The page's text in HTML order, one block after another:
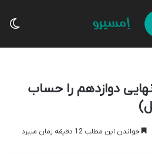
دوازدهم را حساب
خواندن این مطلب 12 دقیقه زمان میبرد